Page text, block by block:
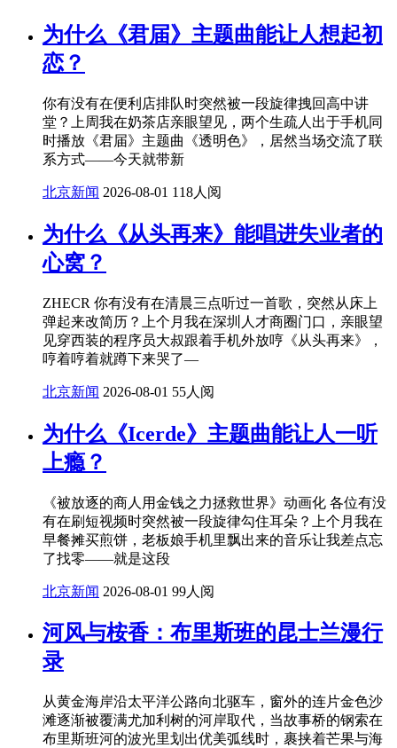
为什么《君届》主题曲能让人想起初
恋？
你有没有在便利店排队时突然被一段旋律拽回高中讲
堂？上周我在奶茶店亲眼望见，两个生疏人出于手机同
时播放《君届》主题曲《透明色》，居然当场交流了联
系方式——今天就带新
北京新闻 2026-08-01 118人阅
为什么《从头再来》能唱进失业者的
心窝？
ZHECR 你有没有在清晨三点听过一首歌，突然从床上
弹起来改简历？上个月我在深圳人才商圈门口，亲眼望
见穿西装的程序员大叔跟着手机外放哼《从头再来》，
哼着哼着就蹲下来哭了—
北京新闻 2026-08-01 55人阅
为什么《Icerde》主题曲能让人一听
上瘾？
《被放逐的商人用金钱之力拯救世界》动画化 各位有没
有在刷短视频时突然被一段旋律勾住耳朵？上个月我在
早餐摊买煎饼，老板娘手机里飘出来的音乐让我差点忘
了找零——就是这段
北京新闻 2026-08-01 99人阅
河风与桉香：布里斯班的昆士兰漫行
录
从黄金海岸沿太平洋公路向北驱车，窗外的连片金色沙
滩逐渐被覆满尤加利树的河岸取代，当故事桥的钢索在
布里斯班河的波光里划出优美弧线时，裹挟着芒果与海